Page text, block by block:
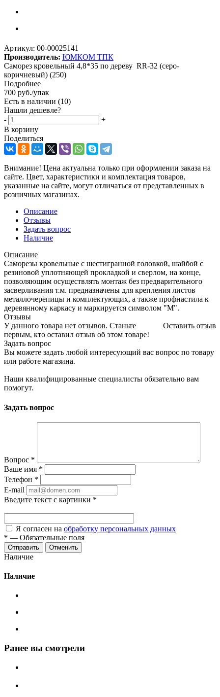
Артикул: 00-00025141
Производитель: ЮМКОМ ТПК
Саморез кровельный 4,8*35 по дереву RR-32 (серо-
коричневый) (250)
Подробнее
700 руб./упак
Есть в наличии (10)
Нашли дешевле?
-
+
В корзину
Поделиться
Внимание! Цена актуальна только при оформлении заказа на
сайте. Цвет, характеристики и комплектация товаров,
указанные на сайте, могут отличаться от представленных в
розничных магазинах.
Описание
Отзывы
Задать вопрос
Наличие
Описание
Саморезы кровельные с шестигранной головкой, шайбой с
резиновой уплотняющей прокладкой и сверлом, на конце,
позволяющим осуществлять монтаж без предварительного
засверливания т.м. предназначены для крепления листов
металлочерепицы и комплектующих, а также профнастила к
деревянному каркасу и маркируется символом "М".
Отзывы
Оставить отзыв
У данного товара нет отзывов. Станьте
первым, кто оставил отзыв об этом товаре!
Задать вопрос
Вы можете задать любой интересующий вас вопрос по товару
или работе магазина.
Наши квалифицированные специалисты обязательно вам
помогут.
Задать вопрос
Вопрос *
Ваше имя *
Телефон *
E-mail
Введите текст с картинки *
Я согласен на обработку персональных данных
* — Обязательные поля
Отменить
Наличие
Наличие
Ранее вы смотрели